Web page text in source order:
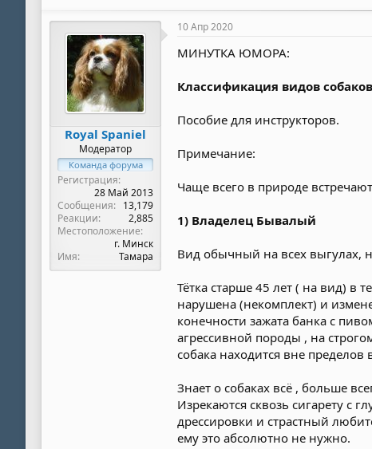
Royal Spaniel
Модератор
Команда форума
Регистрация
28 Май 2013
Сообщения
13,179
Реакции
2,885
Местоположение
г. Минск
Имя
Тамара
10 Апр 2020
МИНУТКА ЮМОРА:
Классификация видов
Пособие для инструкторов.
Примечание:
Чаще всего в природе
1) Владелец Бывалый
Вид обычный на всех выгулах,
Тётка старше 45 лет ( на вид) в
нарушена (некомплект) и
конечности зажата банка с
агрессивной породы , на
собака находится вне
Знает о собаках всё , больше
Изрекаются сквозь сигарету с
дрессировки и страстный
ему это абсолютно не нужно.